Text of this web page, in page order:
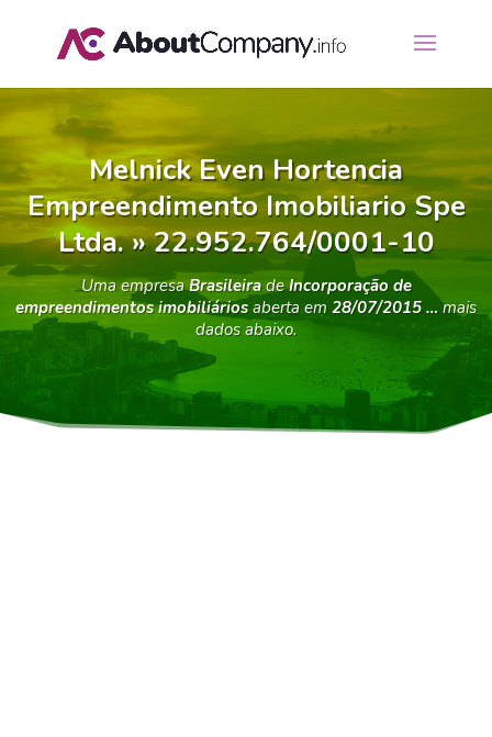
Melnick Even Hortencia
Empreendimento Imobiliario Spe
Ltda. » 22.952.764/0001-10
Uma empresaBrasileiradeIncorporação de
empreendimentos imobiliáriosaberta em 28/07/2015 …mais
dados abaixo.